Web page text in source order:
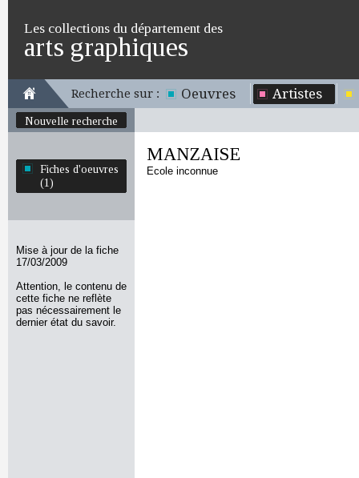
Les collections du département des
arts graphiques
Recherche sur : Oeuvres Artistes
Nouvelle recherche
Fiches d'oeuvres
(1)
Mise à jour de la fiche
17/03/2009
Attention, le contenu de
cette fiche ne reflète
pas nécessairement le
dernier état du savoir.
MANZAISE
Ecole inconnue